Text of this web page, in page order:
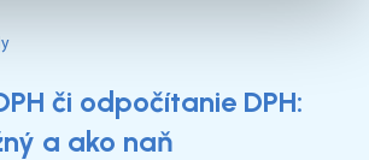
či odpočítanie DPH:
a ako naň